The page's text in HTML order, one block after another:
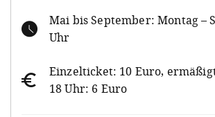
Mai bis September: Montag –
Uhr
Einzelticket: 10 Euro,
18 Uhr: 6 Euro